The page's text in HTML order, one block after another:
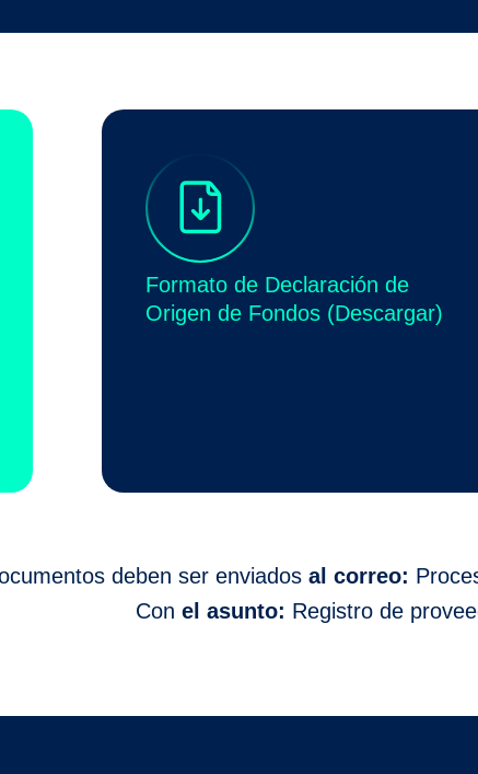
Formato de Declaración de
Origen de Fondos (Descargar)
deben ser enviados al correo:
Con el asunto: Registro de